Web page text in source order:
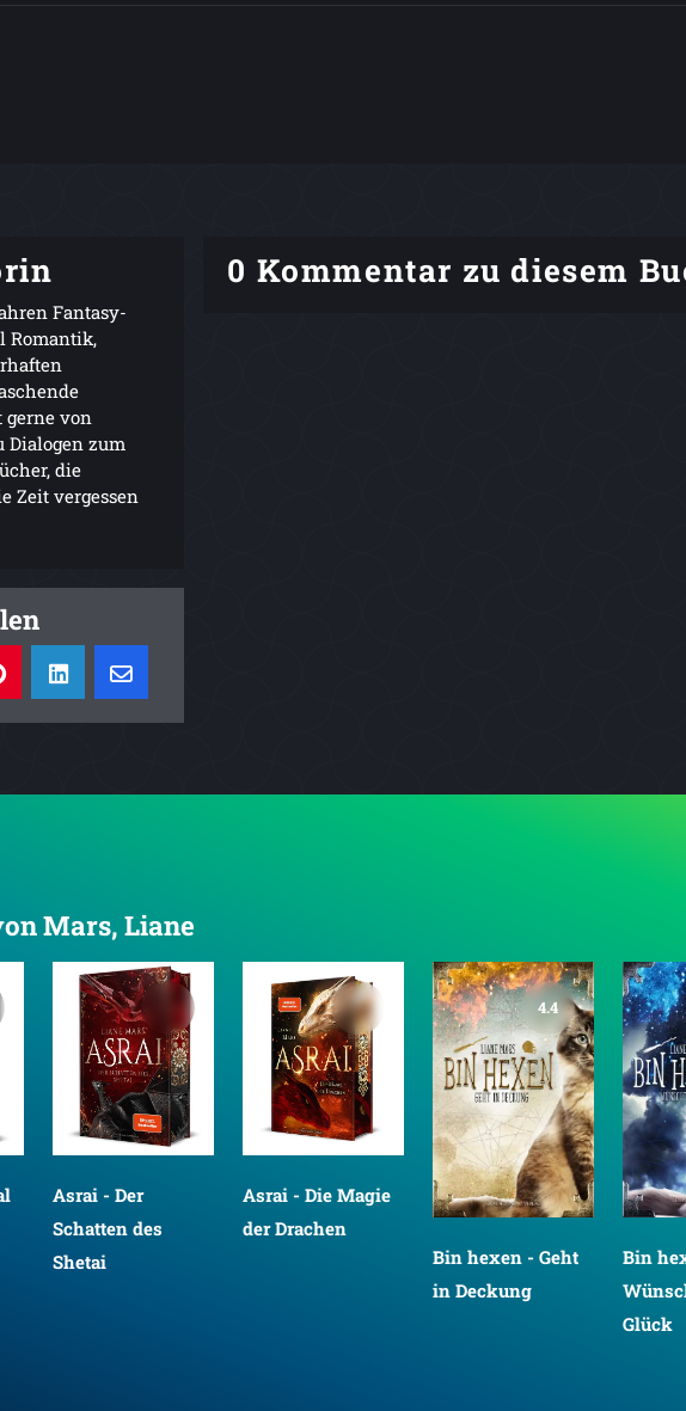
Fantasy-
Romantik,
von
Dialogen zum
die
Zeit vergessen
0 Kommentar zu diesem
Mars, Liane
Asrai - Der
Schatten des
Shetai
Asrai - Die Magie
der Drachen
4.4
Bin hexen - Geht
in Deckung
Bin
Glück